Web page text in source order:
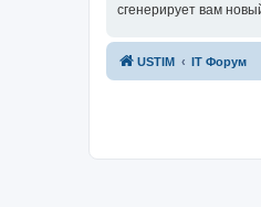
сгенерирует вам
USTIM IT Форум